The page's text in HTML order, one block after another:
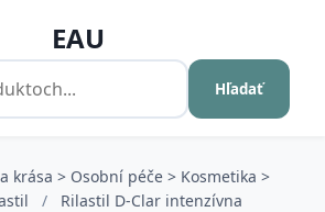
EAU
Hľadať
krása > Osobní péče > Kosmetika >
/
Rilastil D-Clar intenzívna